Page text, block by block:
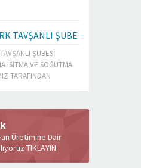
TAVŞANLI ŞUBE
ŞUBESİ
ISITMA VE SOĞUTMA
TARAFINDAN
Üretimine Dair
TIKLAYIN